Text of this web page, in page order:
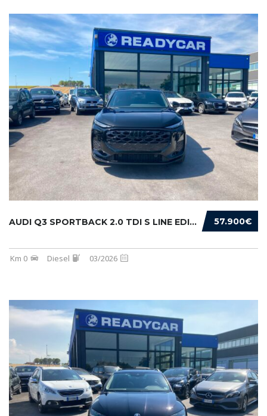
57.900€
AUDI Q3 SPORTBACK 2.0 TDI S LINE EDITION 150...
Km 0 Diesel 03/2026